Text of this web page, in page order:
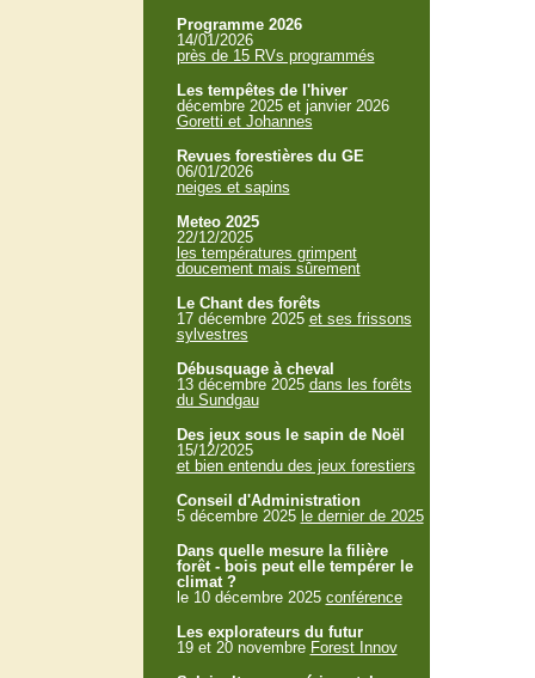
Programme 2026
14/01/2026
près de 15 RVs programmés
Les tempêtes de l'hiver
décembre 2025 et janvier 2026
Goretti et Johannes
Revues forestières du GE
06/01/2026
neiges et sapins
Meteo 2025
22/12/2025
les températures grimpent
doucement mais sûrement
Le Chant des forêts
17 décembre 2025 et ses frissons
sylvestres
Débusquage à cheval
13 décembre 2025 dans les forêts
du Sundgau
Des jeux sous le sapin de Noël
15/12/2025
et bien entendu des jeux forestiers
Conseil d'Administration
5 décembre 2025 le dernier de 2025
Dans quelle mesure la filière
forêt - bois peut elle tempérer le
climat ?
le 10 décembre 2025 conférence
Les explorateurs du futur
19 et 20 novembre Forest Innov